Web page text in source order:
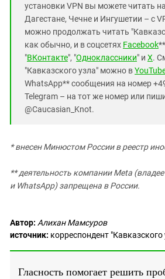
установки VPN вы можете читать
Дагестане, Чечне и Ингушетии – с
можно продолжать читать
как обычно, и в соцсетях Facebook
"ВКонтакте", "Одноклассники" и X.
"Кавказского узла" можно в
WhatsApp** сообщения на номер
Telegram – на тот же номер или
@Caucasian_Knot.
* внесен Минюстом России в реестр
** деятельность компании Meta
и WhatsApp) запрещена в России.
Автор: Алихан Мамсуров
источник: корреспондент "Кавказского
Гласность помогает решить